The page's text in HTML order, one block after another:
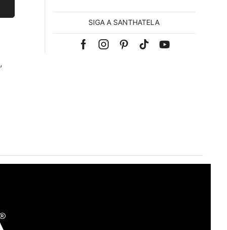
,
SIGA A SANTHATELA
FacebookInstagramPinterest
Tik-Youtube